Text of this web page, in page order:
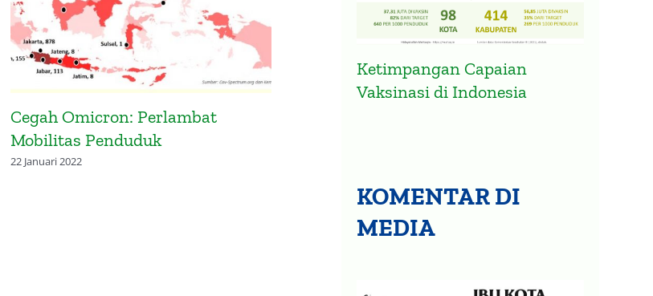
Cegah Omicron: Perlambat
Mobilitas Penduduk
22 Januari 2022
Ketimpangan Capaian
Vaksinasi di Indonesia
KOMENTAR DI
MEDIA